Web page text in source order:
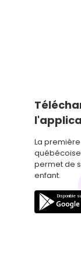
La
permet de
enfant.